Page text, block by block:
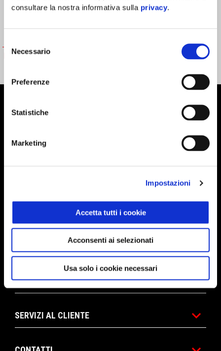
consultare la nostra informativa sulla privacy.
delNecessario
Preferenze
Statistiche
Marketing
Impostazioni
Accetta tutti i cookie
Acconsenti ai selezionati
Usa solo i cookie necessari
FELPA TECNICA NEXT RIVAL
MODELLI
ACCESSORI & ABBIGLIAMENTO
MONDO APRILIA
SERVIZI AL CLIENTE